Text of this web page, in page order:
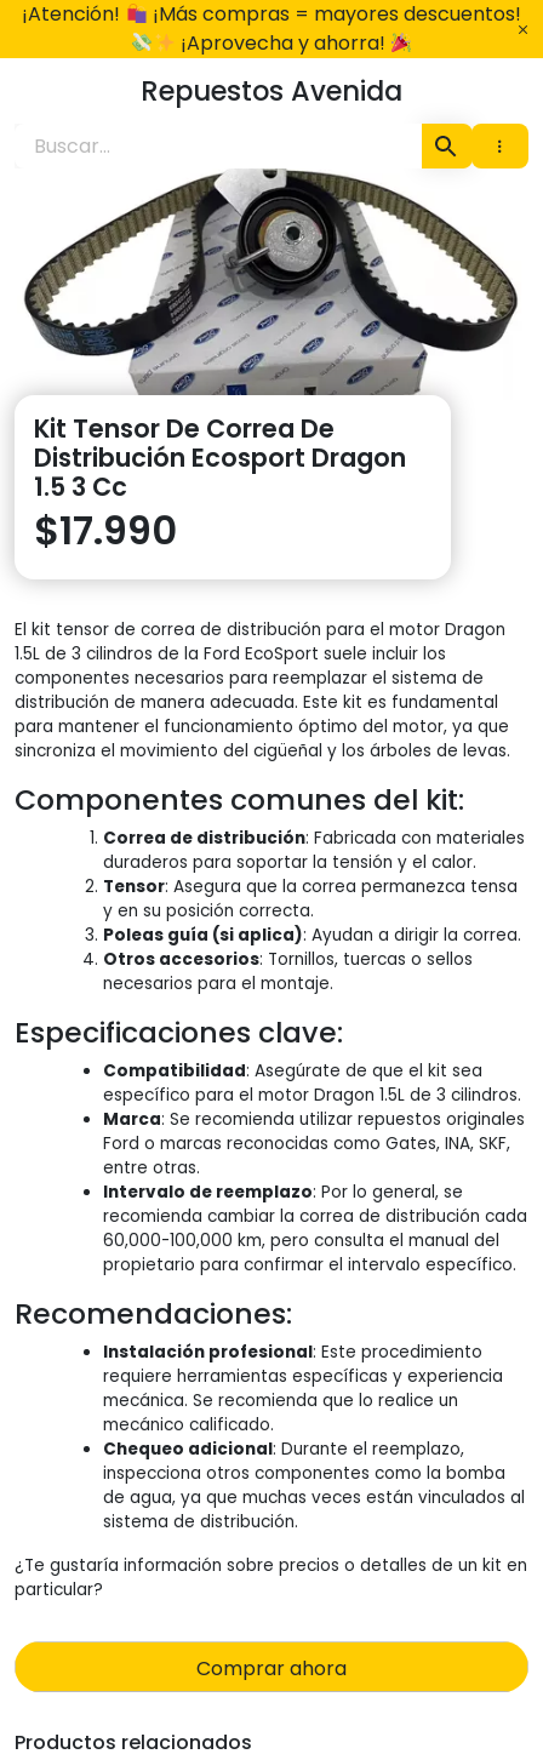
¡Atención!
¡Más compras = mayores descuentos!
¡Aprovecha y ahorra!
Repuestos Avenida
Kit Tensor De Correa De
Distribución Ecosport Dragon
1.5 3 Cc
$17.990
El kit tensor de correa de distribución para el motor Dragon
1.5L de 3 cilindros de la Ford EcoSport suele incluir los
componentes necesarios para reemplazar el sistema de
distribución de manera adecuada. Este kit es fundamental
para mantener el funcionamiento óptimo del motor, ya que
sincroniza el movimiento del cigüeñal y los árboles de levas.
Componentes comunes del kit:
Correa de distribución: Fabricada con materiales
duraderos para soportar la tensión y el calor.
Tensor: Asegura que la correa permanezca tensa
y en su posición correcta.
Poleas guía (si aplica): Ayudan a dirigir la correa.
Otros accesorios: Tornillos, tuercas o sellos
necesarios para el montaje.
Especificaciones clave:
Compatibilidad: Asegúrate de que el kit sea
específico para el motor Dragon 1.5L de 3 cilindros.
Marca: Se recomienda utilizar repuestos originales
Ford o marcas reconocidas como Gates, INA, SKF,
entre otras.
Intervalo de reemplazo: Por lo general, se
recomienda cambiar la correa de distribución cada
60,000-100,000 km, pero consulta el manual del
propietario para confirmar el intervalo específico.
Recomendaciones:
Instalación profesional: Este procedimiento
requiere herramientas específicas y experiencia
mecánica. Se recomienda que lo realice un
mecánico calificado.
Chequeo adicional: Durante el reemplazo,
inspecciona otros componentes como la bomba
de agua, ya que muchas veces están vinculados al
sistema de distribución.
¿Te gustaría información sobre precios o detalles de un kit en
particular?
Comprar ahora
Productos relacionados